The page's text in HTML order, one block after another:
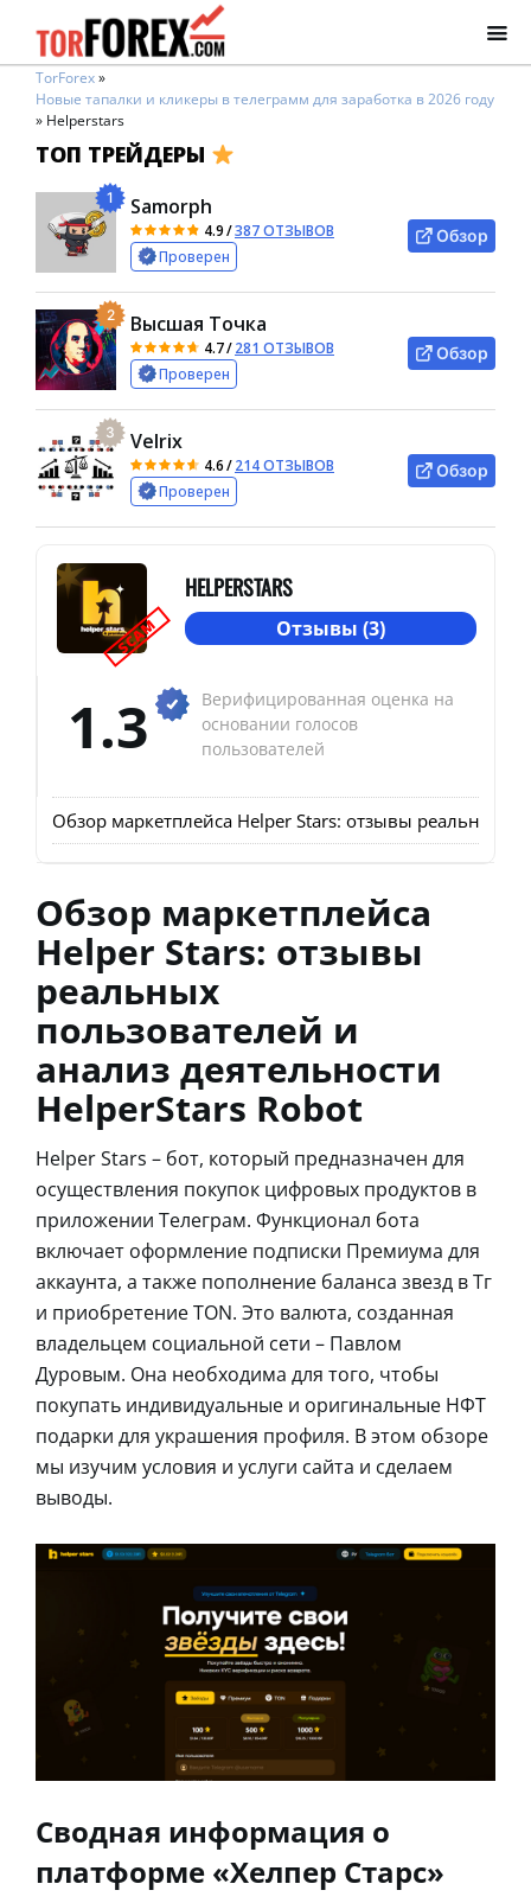
TorForex»
Новые тапалки и кликеры в телеграмм для заработка в 2026 году
» Helperstars
ТОП ТРЕЙДЕРЫ
1 Samorph
4.9/387 ОТЗЫВОВ
Проверен
Обзор
2 Высшая Точка
4.7/281 ОТЗЫВОВ
Проверен
Обзор
3 Velrix
4.6/214 ОТЗЫВОВ
Проверен
Обзор
SCAM
HELPERSTARS
Отзывы (3)
1.3
Верифицированная оценка на
основании голосов
пользователей
Обзор маркетплейса Helper Stars: отзывы реальных
Обзор маркетплейса
Helper Stars: отзывы
реальных
пользователей и
анализ деятельности
HelperStars Robot
Helper Stars – бот, который предназначен для
осуществления покупок цифровых продуктов в
приложении Телеграм. Функционал бота
включает оформление подписки Премиума для
аккаунта, а также пополнение баланса звезд в Тг
и приобретение TON. Это валюта, созданная
владельцем социальной сети – Павлом
Дуровым. Она необходима для того, чтобы
покупать индивидуальные и оригинальные НФТ
подарки для украшения профиля. В этом обзоре
мы изучим условия и услуги сайта и сделаем
выводы.
Сводная информация о
платформе «Хелпер Старс»